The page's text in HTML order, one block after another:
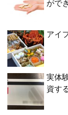
がで
アイ
実体
資す